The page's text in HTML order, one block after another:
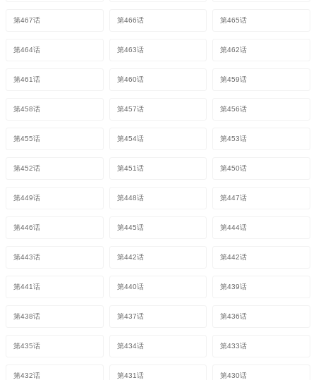
第467话 第466话 第465话
第464话 第463话 第462话
第461话 第460话 第459话
第458话 第457话 第456话
第455话 第454话 第453话
第452话 第451话 第450话
第449话 第448话 第447话
第446话 第445话 第444话
第443话 第442话 第442话
第441话 第440话 第439话
第438话 第437话 第436话
第435话 第434话 第433话
第432话 第431话 第430话